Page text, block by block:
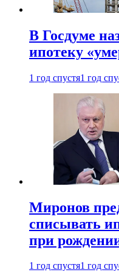
В Госдуме
ипотеку
1 год спустя1 год
Миронов
списывать
при
1 год спустя1 год